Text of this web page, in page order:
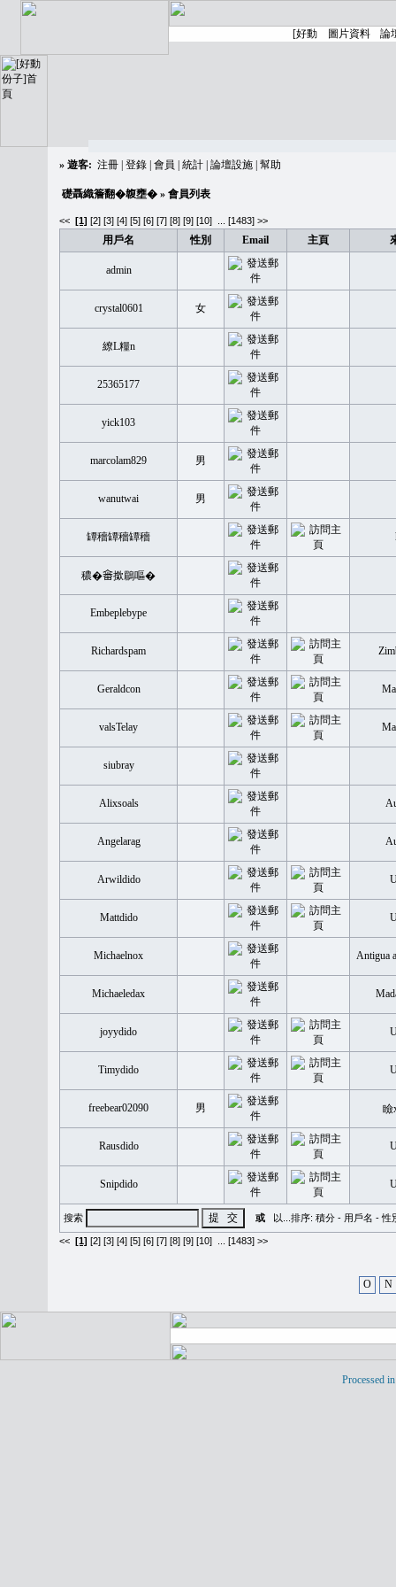
» 遊客: 注冊 登錄 會員 統計 論壇設施 幫助
礎聶織簷翻�䪖壅� » 會員列表
<< [1] [2] [3] [4] [5] [6] [7] [8] [9] [10] [1483] >>
用戶名 性別 Email 主頁
admin
crystal0601 女
繚L糧n
25365177
yick103
marcolam829 男
wanutwai 男
罈穡罈穡罈穡
穠�𤲞撳鶥嘔�
Embeplebype
Richardspam
Geraldcon
valsTelay
siubray
Alixsoals
Angelarag
Arwildido
Mattdido
Michaelnox Antigua
Michaeledax
joyydido
Timydido
freebear02090 男
Rausdido
Snipdido
搜索 或 以...排序: 積分 - 用戶名 -性
<< [1] [2] [3] [4] [5] [6] [7] [8] [9] [10] [1483] >>
O N
Processed